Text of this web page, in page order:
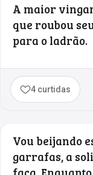
A maior
que roubou
para o ladrão.
4 curtidas
Vou beijando
garrafas, a